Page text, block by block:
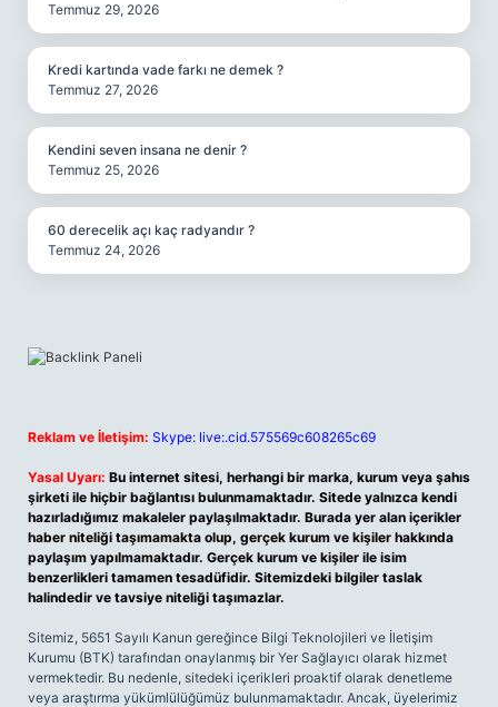
Temmuz 29, 2026
Kredi kartında vade farkı ne demek ?
Temmuz 27, 2026
Kendini seven insana ne denir ?
Temmuz 25, 2026
60 derecelik açı kaç radyandır ?
Temmuz 24, 2026
Reklam ve İletişim: Skype: live:.cid.575569c608265c69
Yasal Uyarı: Bu internet sitesi, herhangi bir marka, kurum veya şahıs
şirketi ile hiçbir bağlantısı bulunmamaktadır. Sitede yalnızca kendi
hazırladığımız makaleler paylaşılmaktadır. Burada yer alan içerikler
haber niteliği taşımamakta olup, gerçek kurum ve kişiler hakkında
paylaşım yapılmamaktadır. Gerçek kurum ve kişiler ile isim
benzerlikleri tamamen tesadüfidir. Sitemizdeki bilgiler taslak
halindedir ve tavsiye niteliği taşımazlar.
Sitemiz, 5651 Sayılı Kanun gereğince Bilgi Teknolojileri ve İletişim
Kurumu (BTK) tarafından onaylanmış bir Yer Sağlayıcı olarak hizmet
vermektedir. Bu nedenle, sitedeki içerikleri proaktif olarak denetleme
veya araştırma yükümlülüğümüz bulunmamaktadır. Ancak, üyelerimiz